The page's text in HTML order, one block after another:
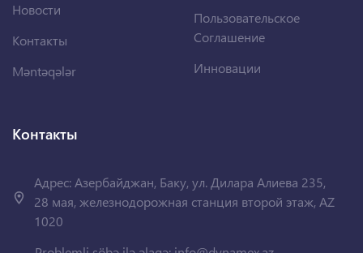
Новости
Контакты
Məntəqələr
Пользовательское
Соглашение
Инновации
Контакты
Адрес: Азербайджан, Баку, ул. Дилара Алиева 235,
28 мая, железнодорожная станция второй этаж, AZ
1020